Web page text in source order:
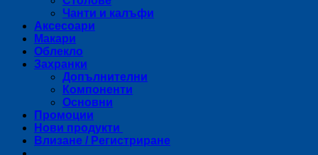
Чанти и калъфи
Аксесоари
Макари
Облекло
Захранки
Допълнителни
Компоненти
Основни
Промоции
Нови продукти
Влизане / Регистриране